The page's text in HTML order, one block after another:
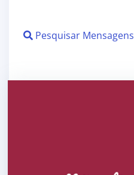
Pesquisar Mensagens